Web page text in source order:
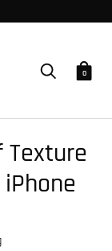
0
Texture